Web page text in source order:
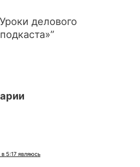
делового
5:17 являюсь